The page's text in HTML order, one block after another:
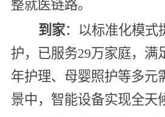
整就医链路。
到家：以标准化模式
护，已服务29万家庭，满
年护理、母婴照护等多元
景中，智能设备实现全天